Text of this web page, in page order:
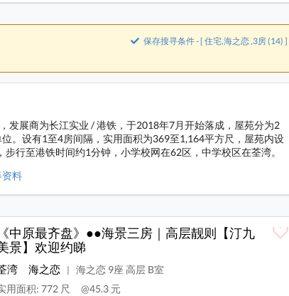
保存搜寻条件 - [ 住宅,海之恋 ,3房 (14) ]
发展商为长江实业 / 港铁，于2018年7月开始落成，屋苑分为2
。设有1至4房间隔，实用面积为369至1,164平方尺，屋苑内设
行至港铁时间约1分钟，小学校网在62区，中学校区在荃湾。
资料
《中原最齐盘》●●海景三房｜高层靓则【汀九
景】欢迎约睇
湾 海之恋 |
海之恋 9座 高层 B室
用面积: 772 尺
@45.3 元